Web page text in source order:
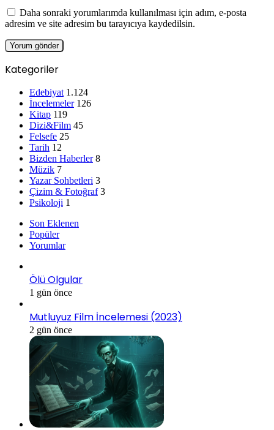
Daha sonraki yorumlarımda kullanılması için adım, e-posta
adresim ve site adresim bu tarayıcıya kaydedilsin.
Kategoriler
Edebiyat 1.124
İncelemeler 126
Kitap 119
Dizi&Film 45
Felsefe 25
Tarih 12
Bizden Haberler 8
Müzik 7
Yazar Sohbetleri 3
Çizim & Fotoğraf 3
Psikoloji 1
Son Eklenen
Popüler
Yorumlar
Ölü Olgular
1 gün önce
Mutluyuz Film İncelemesi (2023)
2 gün önce